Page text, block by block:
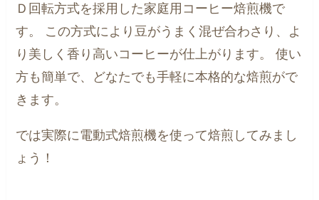
Ｄ回転方式を採用した家庭用コーヒー焙煎機で
す。
この方式により豆がうまく混ぜ合わさり、よ
り美しく香り高いコーヒーが仕上がります。
使い
方も簡単で、どなたでも手軽に本格的な焙煎がで
きます。
では実際に電動式焙煎機を使って焙煎してみまし
ょう！